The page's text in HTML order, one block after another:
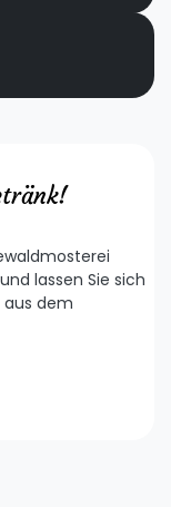
lassen Sie sich
dem